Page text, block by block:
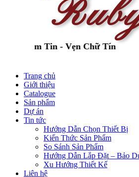
Niềm Tin - Vẹn Chữ Tín
Trang chủ
Giới thiệu
Catalogue
Sản phẩm
Dự án
Tin tức
Hướng Dẫn Chọn Thiết Bị
Kiến Thức Sản Phẩm
So Sánh Sản Phẩm
Hướng Dẫn Lắp Đặt – Bảo
Xu Hướng Thiết Kế
Liên hệ